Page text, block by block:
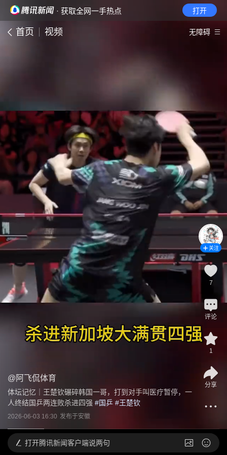
· 获取全网一手热点 打开
首页 视频 无障碍
@ 阿飞侃体育
体坛记忆｜王楚钦碾碎韩国一哥，打到对手叫医疗暂停，一
人终结国乒两连败杀进四强 #国乒 #王楚钦
2026-06-03 16:30 发布于安徽
关注
7
评论
1
分享
打开腾讯新闻客户端说两句